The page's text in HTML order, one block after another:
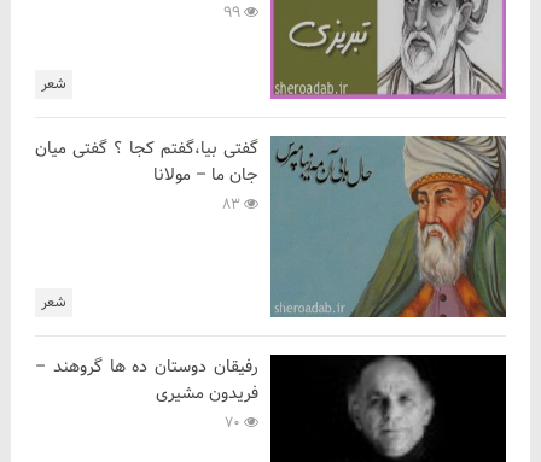
شعر
شعر
گفتی بیا،گفتم کجا ؟ گفتی میان
جان ما – مولانا
رفیقان دوستان ده ها گروهند –
فریدون مشیری